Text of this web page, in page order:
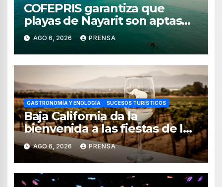
COFEPRIS garantiza que
playas de Nayarit son aptas
para uso recreativo
AGO 6, 2026 PRENSA
GASTRONOMÍA Y ENOLOGÍA SUCESOS TURÍSTICOS
Baja California da la
bienvenida a las fiestas de la
vendimia 2026
AGO 6, 2026 PRENSA